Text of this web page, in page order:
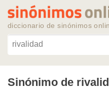
diccionario de sinónimos
Sinónimo de